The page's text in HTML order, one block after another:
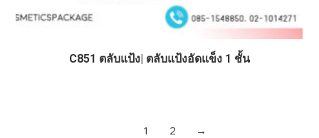
C851 ตลับแป้ง| ตลับแป้งอัดแข็ง 1 ชั้น
1 2 →